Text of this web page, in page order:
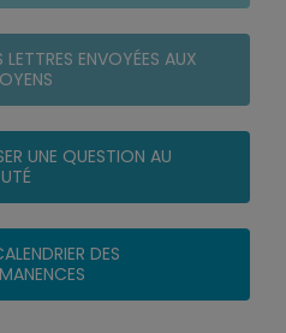
LETTRES ENVOYÉES AUX
UNE QUESTION AU
DES